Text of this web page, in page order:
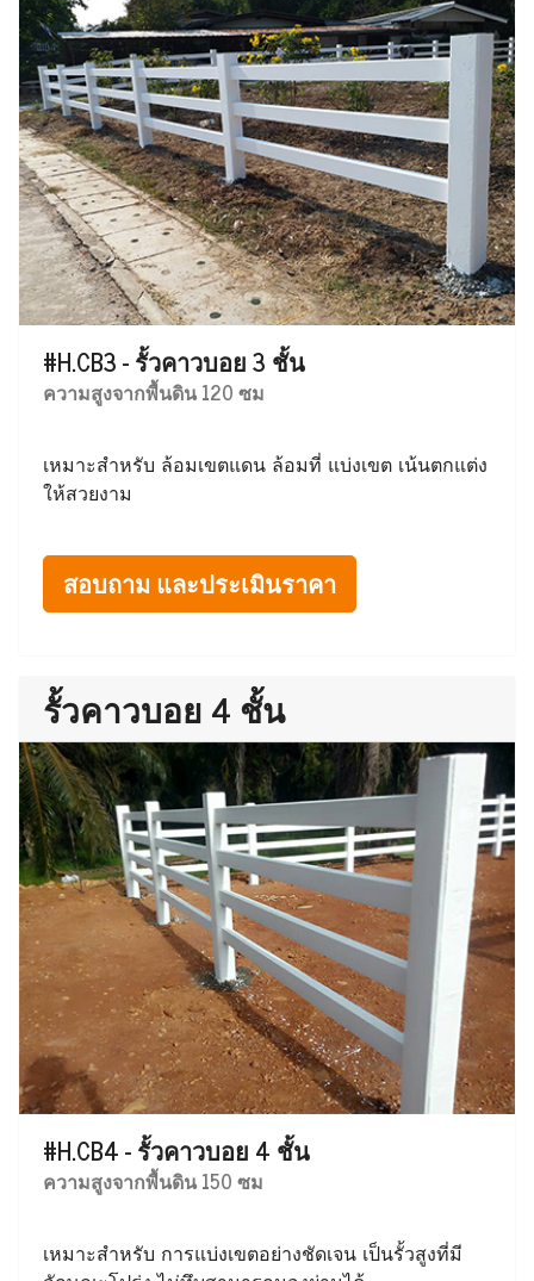
#H.CB3 - รั้วคาวบอย 3 ชั้น
ความสูงจากพื้นดิน 120 ซม
เหมาะสำหรับ ล้อมเขตแดน ล้อมที่ แบ่งเขต เน้นตกแต่ง
ให้สวยงาม
สอบถาม และประเมินราคา
รั้วคาวบอย 4 ชั้น
#H.CB4 - รั้วคาวบอย 4 ชั้น
ความสูงจากพื้นดิน 150 ซม
เหมาะสำหรับ การแบ่งเขตอย่างชัดเจน เป็นรั้วสูงที่มี